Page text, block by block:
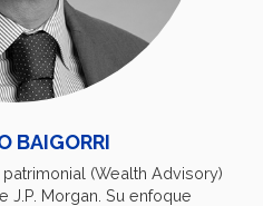
BAIGORRI
(Wealth Advisory)
J.P. Morgan. Su enfoque